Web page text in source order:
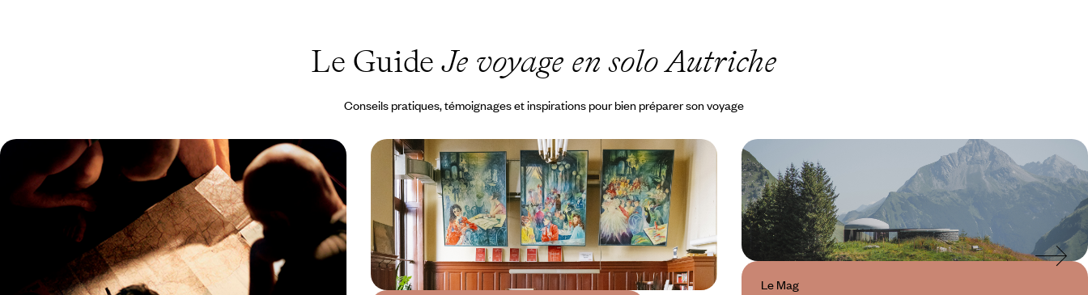
Le Guide Je voyage en solo Autriche
Conseils pratiques, témoignages et inspirations pour bien préparer son voyage
Le Mag